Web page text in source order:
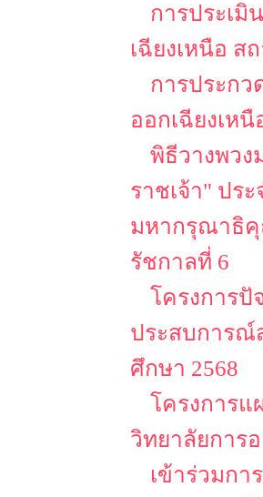
การประเ
เฉียงเหนือ ส
การประก
ออกเฉียงเห
พิธีวางพวง
ราชเจ้า" ปร
มหากรุณาธิคุ
รัชกาลที่ 6
โครงการปั
ประสบการณ์
ศึกษา 2568
โครงการ
วิทยาลัยการ
เข้าร่วมก